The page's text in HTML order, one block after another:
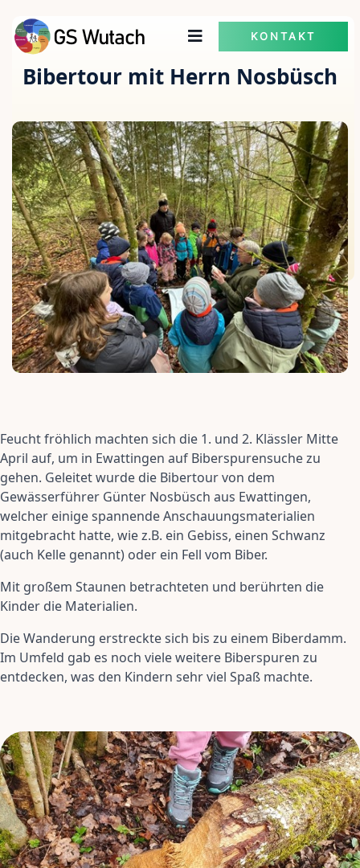
KONTAKT
Bibertour mit Herrn Nosbüsch
Feucht fröhlich machten sich die 1. und 2. Klässler Mitte
April auf, um in Ewattingen auf Biberspurensuche zu
gehen. Geleitet wurde die Bibertour von dem
Gewässerführer Günter Nosbüsch aus Ewattingen,
welcher einige spannende Anschauungsmaterialien
mitgebracht hatte, wie z.B. ein Gebiss, einen Schwanz
(auch Kelle genannt) oder ein Fell vom Biber.
Mit großem Staunen betrachteten und berührten die
Kinder die Materialien.
Die Wanderung erstreckte sich bis zu einem Biberdamm.
Im Umfeld gab es noch viele weitere Biberspuren zu
entdecken, was den Kindern sehr viel Spaß machte.